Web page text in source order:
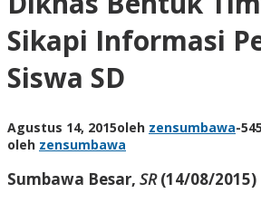
Sikapi Informasi
Siswa SD
Agustus 14, 2015oleh zensumbawa-
oleh zensumbawa
Sumbawa Besar, SR(14/08/2015)